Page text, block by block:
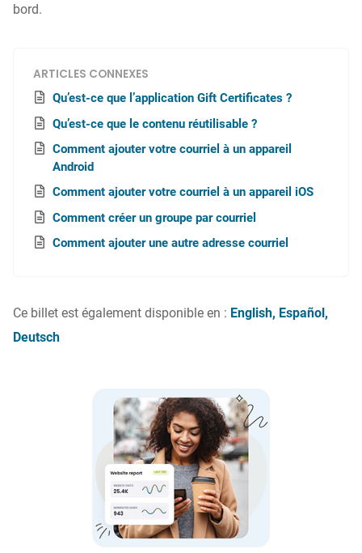
bord.
ARTICLES CONNEXES
Qu’est-ce que l’application Gift Certificates ?
Qu’est-ce que le contenu réutilisable ?
Comment ajouter votre courriel à un appareil
Android
Comment ajouter votre courriel à un appareil iOS
Comment créer un groupe par courriel
Comment ajouter une autre adresse courriel
Ce billet est également disponible en : English Español
Deutsch